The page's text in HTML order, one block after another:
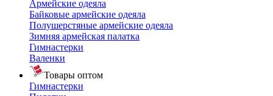
Армейские одеяла
Байковые армейские одеяла
Полушерстяные армейские одеяла
Зимняя армейская палатка
Гимнастерки
Валенки
Товары оптом
Гимнастерки